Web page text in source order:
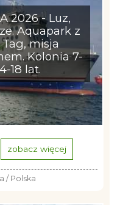
2026 - Luz,
Aquapark z
misja
Kolonia 7-
18 lat.
zobacz więcej
/ Polska